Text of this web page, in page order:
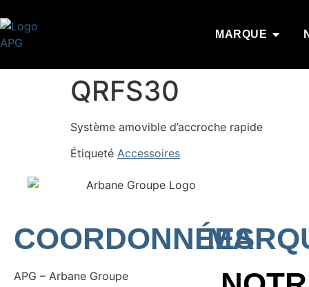
MARQUE
QRFS30
Système amovible d’accroche rapide
Étiqueté Accessoires
COORDONNÉES
APG – Arbane Groupe